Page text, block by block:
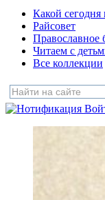
Какой сегодня
Райсовет
Православное
Читаем с
Все коллекции